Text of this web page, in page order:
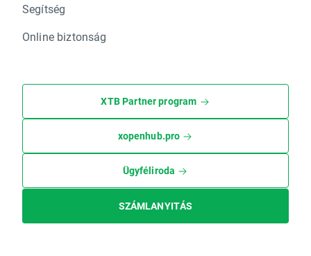
Segítség
Online biztonság
XTB Partner program
xopenhub.pro
Ügyféliroda
SZÁMLANYITÁS